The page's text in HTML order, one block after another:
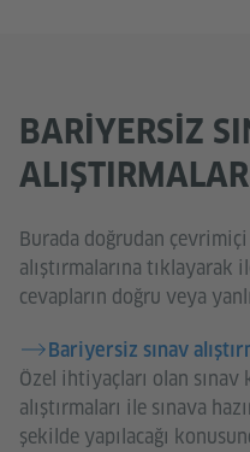
BARIYERSIZ
Burada doğrudan
alıştırmalarına
cevapların doğru veya
Bariyersiz sınav
Özel ihtiyaçları olan sınav
alıştırmaları ile sınava
şekilde yapılacağı